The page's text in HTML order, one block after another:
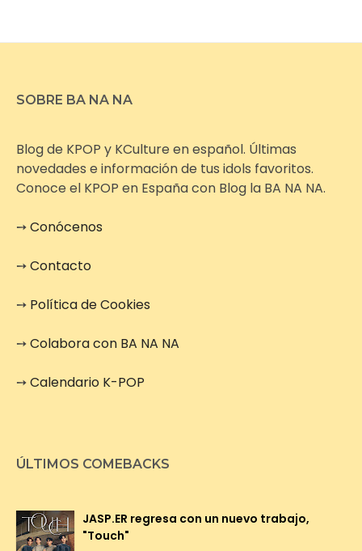
SOBRE BA NA NA
Blog de KPOP y KCulture en español. Últimas
novedades e información de tus idols favoritos.
Conoce el KPOP en España con Blog la BA NA NA.
➙Conócenos
➙Contacto
➙ Política de Cookies
➙Colabora con BA NA NA
➙Calendario K-POP
ÚLTIMOS COMEBACKS
JASP.ER regresa con un nuevo trabajo,
"Touch"